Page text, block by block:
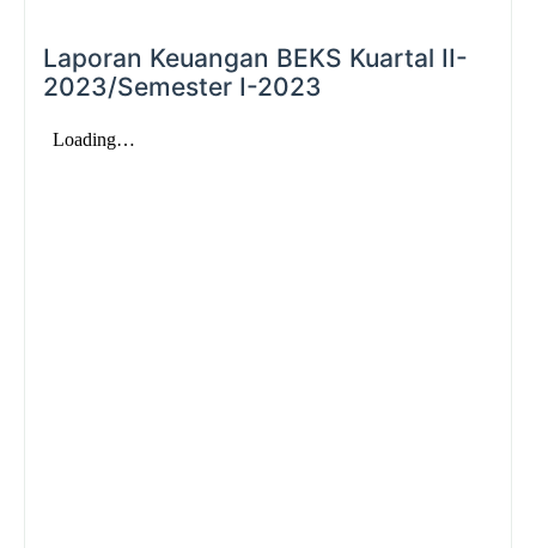
Laporan Keuangan BEKS Kuartal II-
2023/Semester I-2023